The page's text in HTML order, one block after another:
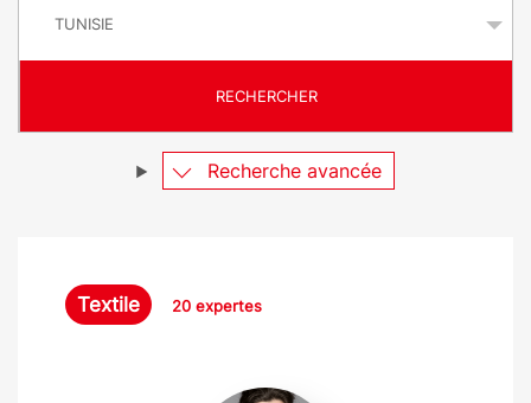
ê
e
RECHERCHER
Recherche avancée
Textile 20 expertes
Flore